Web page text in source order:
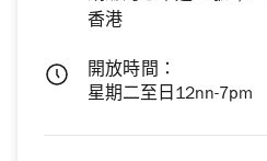
香港
開放時間：
星期二至日12nn-7pm